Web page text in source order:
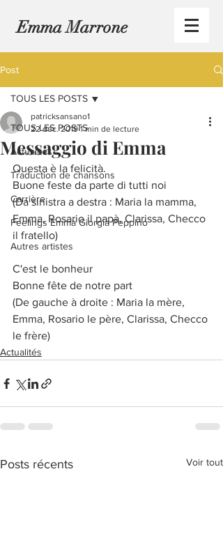
Emma Marrone
Post
TOUS LES POSTS
Actualités
Traduction de chansons
Carrière
Feelings Emma Giorgia Peppino
Autres artistes
TOUS LES POSTS
Messaggio di Emma
patricksansano1
22 déc. 2019 1 min de lecture
Questa è la felicità.
Buone feste da parte di tutti noi
(Da sinistra a destra : Maria la mamma,
Emma, Rosario il papà, Clarissa, Checco
il fratello)
C'est le bonheur
Bonne fête de notre part
(De gauche à droite : Maria la mère,
Emma, Rosario le père, Clarissa, Checco
le frère)
Actualités
Posts récents Voir tout